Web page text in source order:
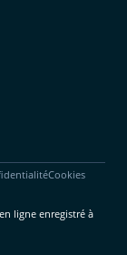
Cookies
ligne enregistré à